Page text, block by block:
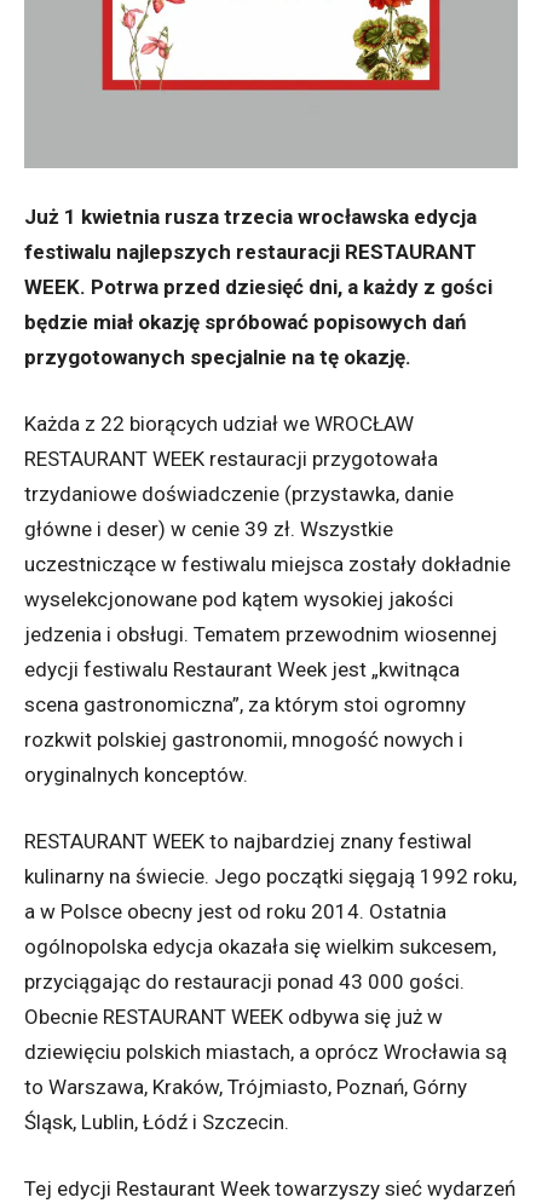
Już 1 kwietnia rusza trzecia wrocławska edycja
festiwalu najlepszych restauracji RESTAURANT
WEEK. Potrwa przed dziesięć dni, a każdy z gości
będzie miał okazję spróbować popisowych dań
przygotowanych specjalnie na tę okazję.
Każda z 22 biorących udział we WROCŁAW
RESTAURANT WEEK restauracji przygotowała
trzydaniowe doświadczenie (przystawka, danie
główne i deser) w cenie 39 zł. Wszystkie
uczestniczące w festiwalu miejsca zostały dokładnie
wyselekcjonowane pod kątem wysokiej jakości
jedzenia i obsługi. Tematem przewodnim wiosennej
edycji festiwalu Restaurant Week jest „kwitnąca
scena gastronomiczna”, za którym stoi ogromny
rozkwit polskiej gastronomii, mnogość nowych i
oryginalnych konceptów.
RESTAURANT WEEK to najbardziej znany festiwal
kulinarny na świecie. Jego początki sięgają 1992 roku,
a w Polsce obecny jest od roku 2014. Ostatnia
ogólnopolska edycja okazała się wielkim sukcesem,
przyciągając do restauracji ponad 43 000 gości.
Obecnie RESTAURANT WEEK odbywa się już w
dziewięciu polskich miastach, a oprócz Wrocławia są
to Warszawa, Kraków, Trójmiasto, Poznań, Górny
Śląsk, Lublin, Łódź i Szczecin.
Tej edycji Restaurant Week towarzyszy sieć wydarzeń